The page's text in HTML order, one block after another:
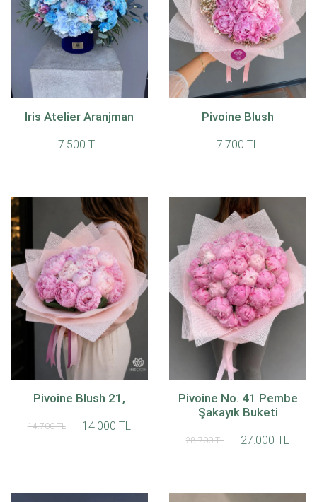
Iris Atelier Aranjman
7.500 TL
Pivoine Blush
7.700 TL
Pivoine Blush 21,
14.700 TL 14.000 TL
Pivoine No. 41 Pembe
Şakayık Buketi
28.700 TL 27.000 TL